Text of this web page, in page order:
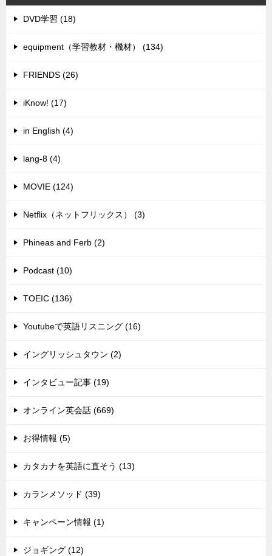
DVD学習 (18)
equipment（学習教材・機材） (134)
FRIENDS (26)
iKnow! (17)
in English (4)
lang-8 (4)
MOVIE (124)
Netflix（ネットフリックス） (3)
Phineas and Ferb (2)
Podcast (10)
TOEIC (136)
Youtubeで英語リスニング (16)
イングリッシュタウン (2)
インタビュー記事 (19)
オンライン英会話 (669)
お得情報 (5)
カタカナを英語に直そう (13)
カランメソッド (39)
キャンペーン情報 (1)
ジョギング (12)